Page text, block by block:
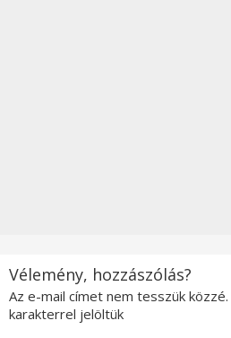
Vélemény, hozzászólás?
Az e-mail címet nem tesszük közzé.
karakterrel jelöltük